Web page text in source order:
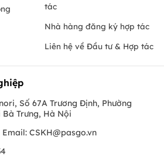
tác
Nhà hàng đăng ký hợp tác
Liên hệ về Đầu tư & Hợp tác
Số 67A Trương Định, Phường
Trưng, Hà Nội
Email: CSKH@pasgo.vn